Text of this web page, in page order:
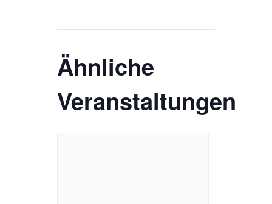
Ähnliche
Veranstaltungen